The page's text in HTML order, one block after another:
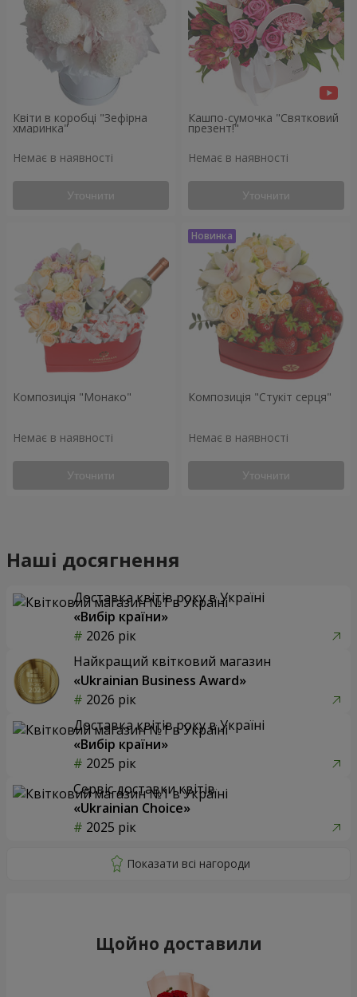
Квіти в коробці "Зефірна
хмаринка"
Немає в наявності
Уточнити
Кашпо-сумочка "Святковий
презент!"
Немає в наявності
Уточнити
Композиція "Монако"
Немає в наявності
Уточнити
Композиція "Стукіт серця"
Немає в наявності
Уточнити
Наші досягнення
Доставка квітів року в Україні
«Вибір країни»
2026 рік
Найкращий квітковий магазин
«Ukrainian Business Award»
2026 рік
Доставка квітів року в Україні
«Вибір країни»
2025 рік
Сервіс доставки квітів
«Ukrainian Choice»
2025 рік
Щойно доставили